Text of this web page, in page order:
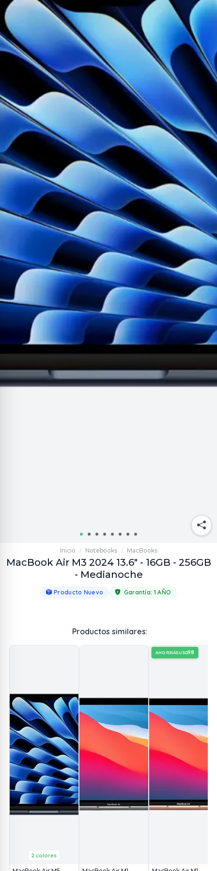
Inicio / Notebooks / MacBooks
MacBook Air M3 2024 13.6" - 16GB - 256GB
- Medianoche
Producto Nuevo Garantía: 1 AÑO
Productos similares:
2 colores
AHORRÁSUSD98